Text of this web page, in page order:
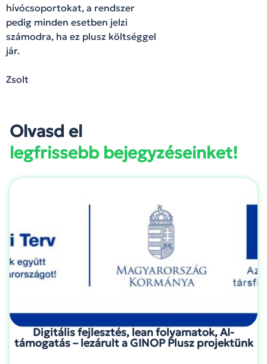
hívócsoportokat, a rendszer
pedig minden esetben jelzi
számodra, ha ez plusz költséggel
jár.
Zsolt
Olvasd el
legfrissebb bejegyzéseinket!
Digitális fejlesztés, lean folyamatok, AI-
támogatás – lezárult a GINOP Plusz projektünk